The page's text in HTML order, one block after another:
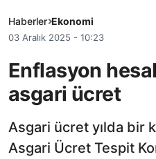
Haberler Ekonomi
03 Aralık 2025 - 10:23
Enflasyon
asgari ücret
Asgari ücret yılda bir
Asgari Ücret Tespit